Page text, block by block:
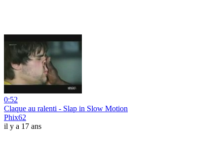
0:52
Claque au ralenti - Slap in Slow Motion
Phix62
il y a 17 ans